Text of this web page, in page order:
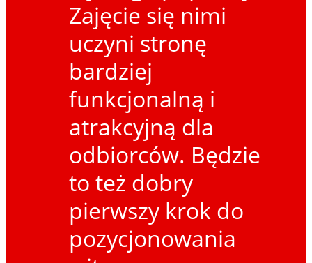
Zajęcie się nimi
uczyni stronę
bardziej
funkcjonalną i
atrakcyjną dla
odbiorców. Będzie
to też dobry
pierwszy krok do
pozycjonowania